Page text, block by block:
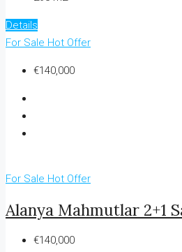
Details
For Sale Hot Offer
€140,000
For Sale Hot Offer
Alanya Mahmutlar 2+1
€140,000